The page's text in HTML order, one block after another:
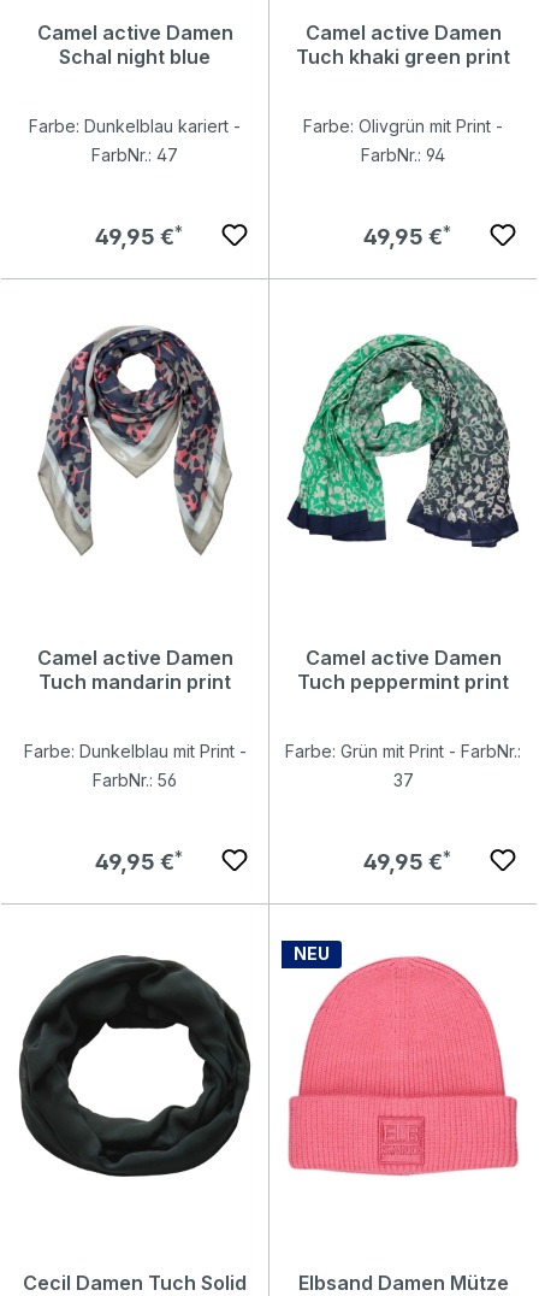
Camel active Damen
Schal night blue
Farbe: Dunkelblau kariert -
FarbNr.: 47
Regulärer Preis:
49,95 €
Camel active Damen
Tuch khaki green print
Farbe: Olivgrün mit Print -
FarbNr.: 94
Regulärer Preis:
49,95 €
Camel active Damen
Tuch mandarin print
Farbe: Dunkelblau mit Print -
FarbNr.: 56
Regulärer Preis:
49,95 €
Camel active Damen
Tuch peppermint print
Farbe: Grün mit Print - FarbNr.:
37
Regulärer Preis:
49,95 €
Cecil Damen Tuch Solid
NEU
Elbsand Damen Mütze